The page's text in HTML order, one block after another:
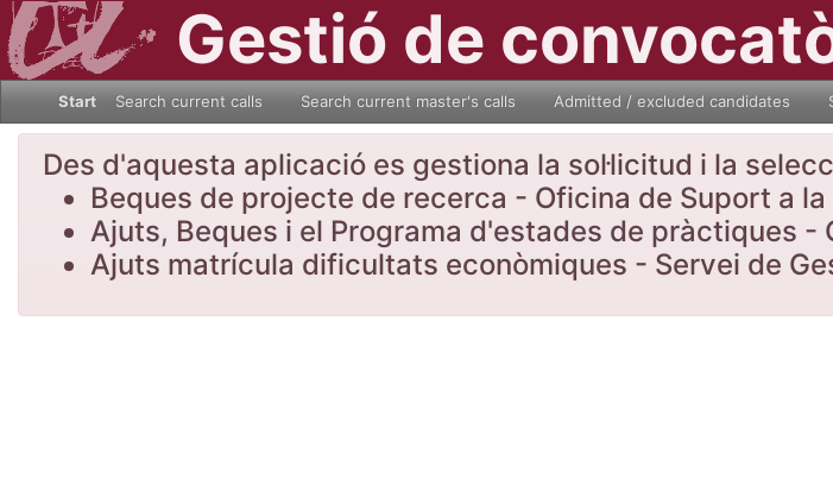
Gestió de
Start Search current calls Search current master's calls Admitted / excluded candidates
Des d'aquesta aplicació es gestiona la sol·licitud i la
Beques de projecte de recerca - Oficina de Suport a la
Ajuts, Beques i el Programa d'estades de pràctiques -
Ajuts matrícula dificultats econòmiques - Servei de